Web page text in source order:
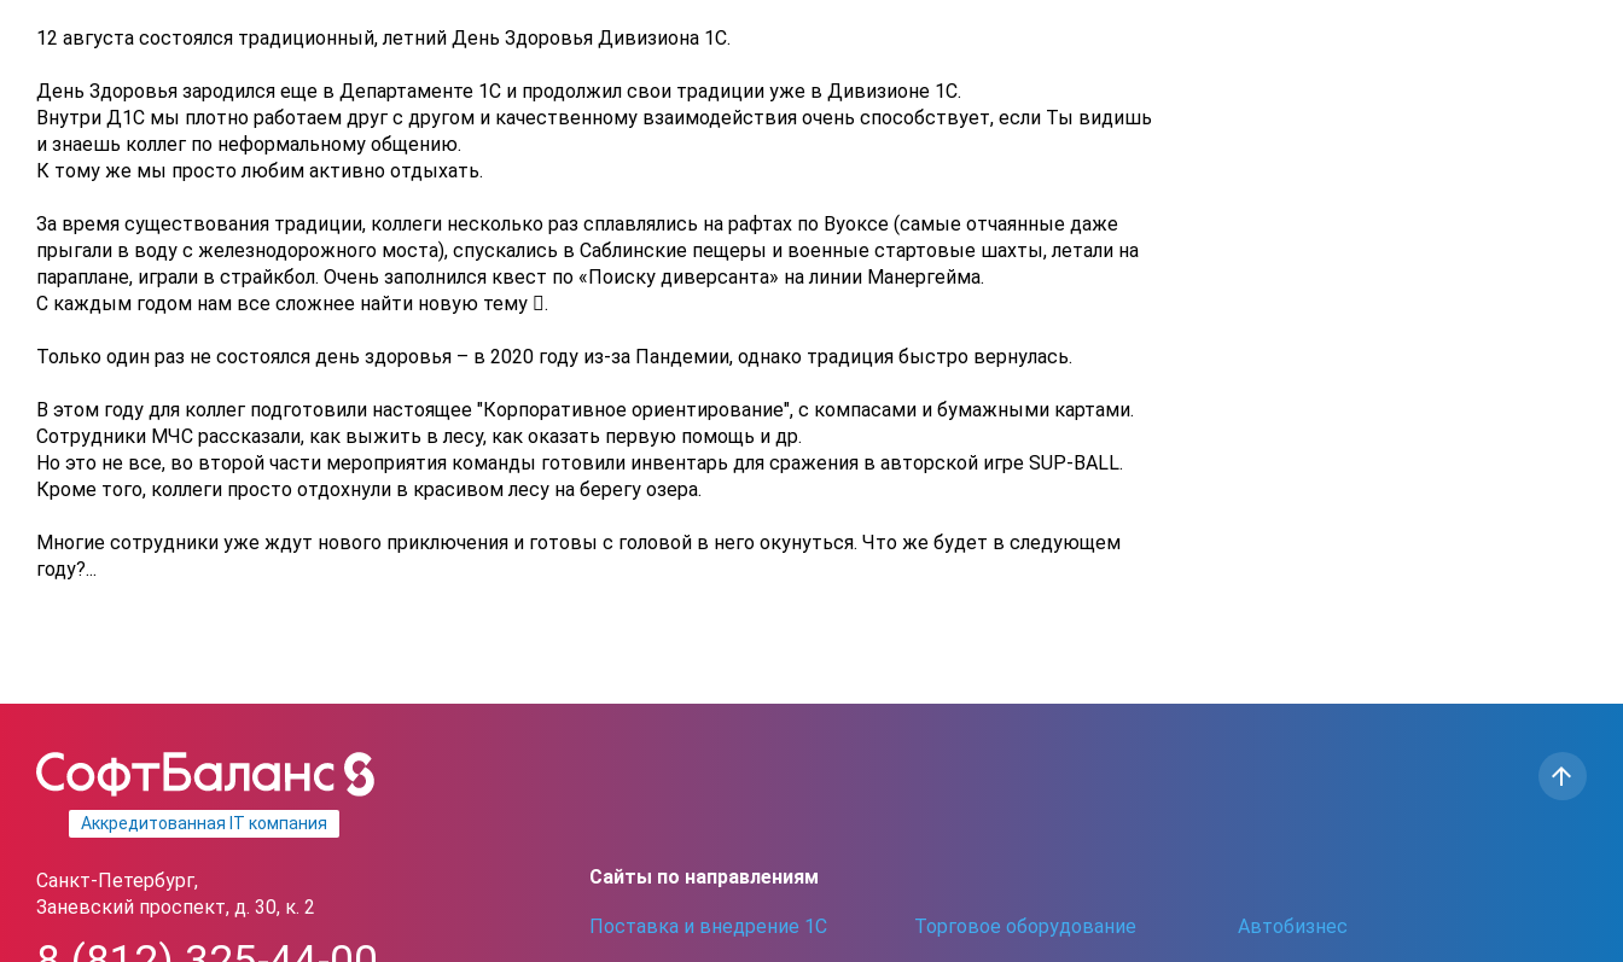
12 августа состоялся традиционный, летний День Здоровья Дивизиона 1С.
День Здоровья зародился еще в Департаменте 1С и продолжил свои традиции уже в Дивизионе 1С.
Внутри Д1С мы плотно работаем друг с другом и качественному взаимодействия очень способствует, если Ты видишь
и знаешь коллег по неформальному общению.
К тому же мы просто любим активно отдыхать.
За время существования традиции, коллеги несколько раз сплавлялись на рафтах по Вуоксе (самые отчаянные даже
прыгали в воду с железнодорожного моста), спускались в Саблинские пещеры и военные стартовые шахты, летали на
параплане, играли в страйкбол. Очень заполнился квест по «Поиску диверсанта» на линии Манергейма.
С каждым годом нам все сложнее найти новую тему .
Только один раз не состоялся день здоровья – в 2020 году из-за Пандемии, однако традиция быстро вернулась.
В этом году для коллег подготовили настоящее "Корпоративное ориентирование", с компасами и бумажными картами.
Сотрудники МЧС рассказали, как выжить в лесу, как оказать первую помощь и др.
Но это не все, во второй части мероприятия команды готовили инвентарь для сражения в авторской игре SUP-BALL.
Кроме того, коллеги просто отдохнули в красивом лесу на берегу озера.
Многие сотрудники уже ждут нового приключения и готовы с головой в него окунуться. Что же будет в следующем
году?...
Аккредитованная IT компания
Санкт-Петербург,
Заневский проспект, д. 30, к. 2
Сайты по направлениям
Поставка и внедрение 1С Торговое оборудование Автобизнес